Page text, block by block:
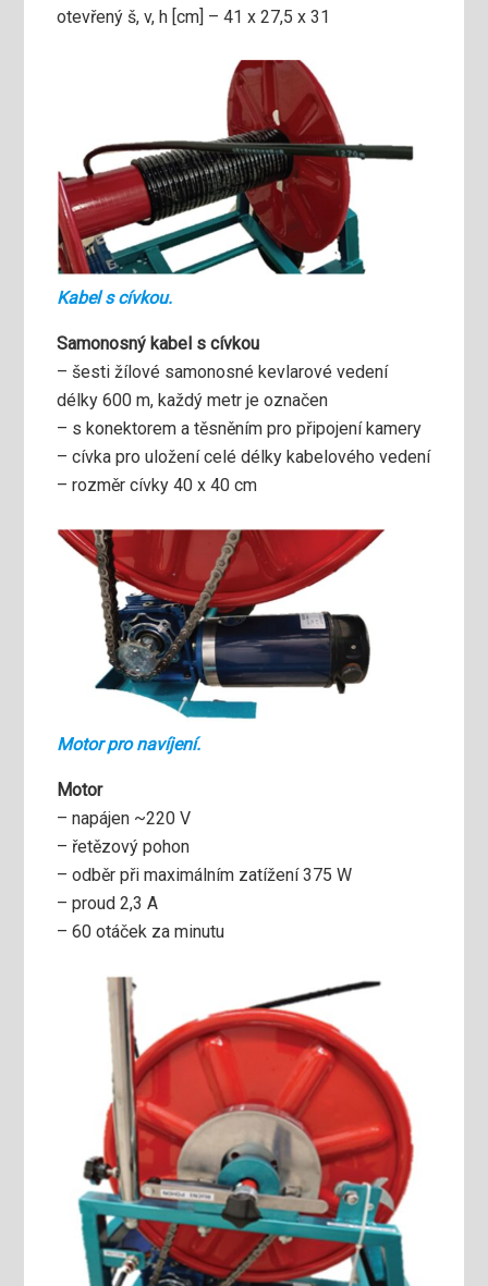
otevřený š, v, h [cm] – 41 x 27,5 x 31
Kabel s cívkou.
Samonosný kabel s cívkou
– šesti žílové samonosné kevlarové vedení
délky 600 m, každý metr je označen
– s konektorem a těsněním pro připojení kamery
– cívka pro uložení celé délky kabelového vedení
– rozměr cívky 40 x 40 cm
Motor pro navíjení.
Motor
– napájen ~220 V
– řetězový pohon
– odběr při maximálním zatížení 375 W
– proud 2,3 A
– 60 otáček za minutu